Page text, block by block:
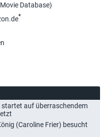
Database)
*
startet auf überraschendem
(Caroline Frier) besucht